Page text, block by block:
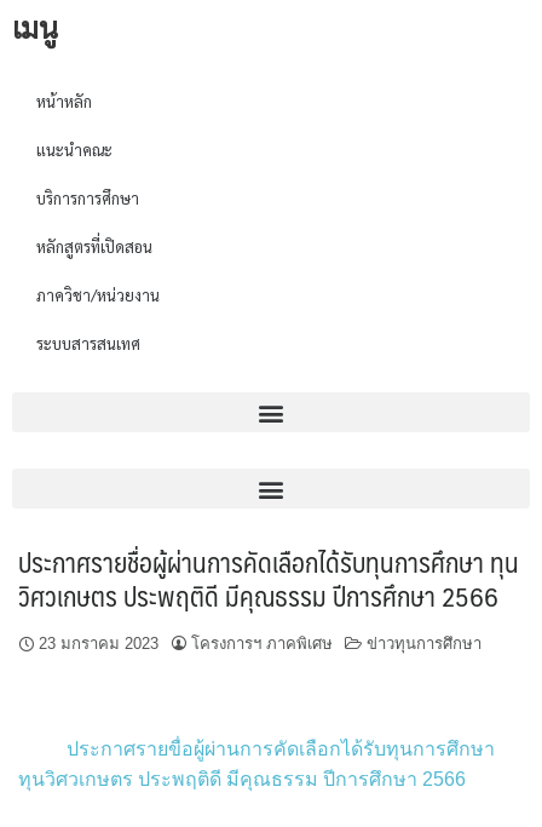
เมนู
หน้าหลัก
แนะนำคณะ
บริการการศึกษา
หลักสูตรที่เปิดสอน
ภาควิชา/หน่วยงาน
ระบบสารสนเทศ
ประกาศรายชื่อผู้ผ่านการคัดเลือกได้รับทุนการศึกษา ทุน
วิศวเกษตร ประพฤติดี มีคุณธรรม ปีการศึกษา 2566
23 มกราคม 2023 โครงการฯ ภาคพิเศษ ข่าวทุนการศึกษา
ประกาศรายขื่อผู้ผ่านการคัดเลือกได้รับทุนการศึกษา
ทุนวิศวเกษตร ประพฤติดี มีคุณธรรม ปีการศึกษา 2566